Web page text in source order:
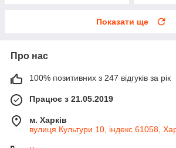
Показати ще
Про нас
100% позитивних з 247 відгуків за рік
Працює з 21.05.2019
м. Харків
вулиця Культури 10, індекс 61058,